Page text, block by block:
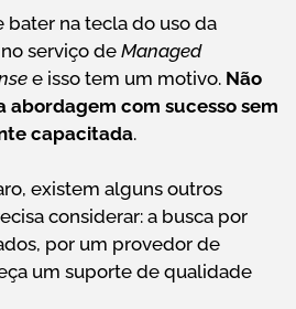
na tecla do uso da
serviço de Managed
e isso tem um motivo. Não
abordagem com sucesso sem
capacitada.
existem alguns outros
considerar: a busca por
por um provedor de
um suporte de qualidade